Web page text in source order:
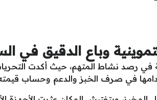
وباع الدقيق في
في رصد نشاط المتهم، حيث أكدت
في صرف الخبز والدعم وحساب